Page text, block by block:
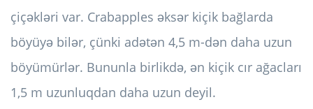
çiçəkləri var. Crabapples əksər kiçik bağlarda
böyüyə bilər, çünki adətən 4,5 m-dən daha uzun
böyümürlər. Bununla birlikdə, ən kiçik cır ağacları
1,5 m uzunluqdan daha uzun deyil.